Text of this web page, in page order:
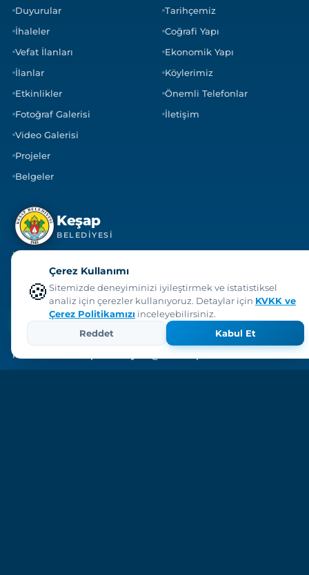
Duyurular
İhaleler
Vefat İlanları
İlanlar
Etkinlikler
Fotoğraf Galerisi
Video Galerisi
Projeler
Belgeler
Tarihçemiz
Coğrafi Yapı
Ekonomik Yapı
Köylerimiz
Önemli Telefonlar
İletişim
Keşap
BELEDIYESI
İLETIŞIM MERKEZI
0454 641-4044
WHATSAPP HATTIMIZ
WhatsApp ile yaz
E-POSTA: bilgi@kesap.bel.tr
KEP ADRESI: kesap.belediyesi@hs01.kep.tr
🍪
Çerez Kullanımı
Sitemizde deneyiminizi iyileştirmek ve istatistiksel
analiz için çerezler kullanıyoruz. Detaylar için KVKK ve
Çerez Politikamızı inceleyebilirsiniz.
Reddet
Kabul Et